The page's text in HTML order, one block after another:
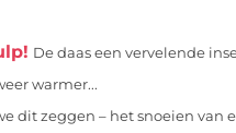
De daas een vervelende
warmer...
dit zeggen – het snoeien van